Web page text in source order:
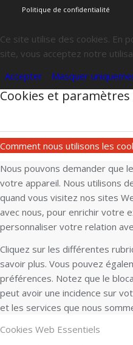
Politique de confidentialité
Ce site utilise des cookies. En
site, vous acceptez notre
Accepter
Masquer
Cookies et
Comment nous utilisons les
Nous pouvons demander que
votre appareil. Nous utilisons
quand vous visitez nos sites
avec nous, pour enrichir votre
personnaliser votre relation
Cliquez sur les différentes
savoir plus. Vous pouvez
préférences. Notez que le
peut avoir une incidence sur
et les services que nous
Cookies Web Essentiels